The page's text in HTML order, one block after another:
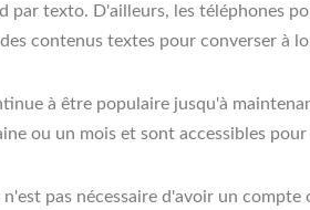
texto. D'ailleurs, les téléphones
contenus textes pour converser à
à être populaire jusqu'à
ou un mois et sont accessibles
pas nécessaire d'avoir un